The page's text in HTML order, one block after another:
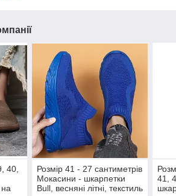
40,
Розмір 41 - 27 сантиметрів
Мокасини - шкарпетки
Bull, весняні літні, текстиль
41,